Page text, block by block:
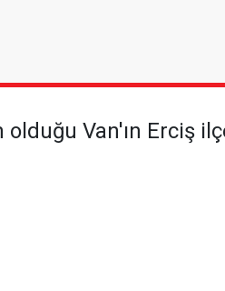
Van'ın Erciş